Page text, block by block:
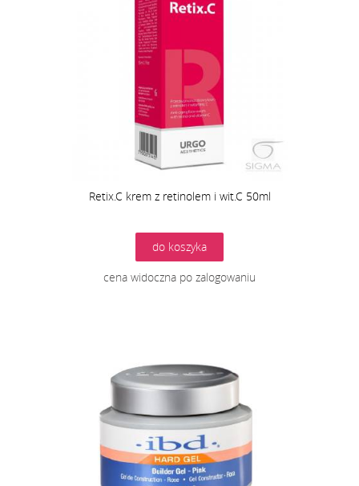
Retix.C krem z retinolem i wit.C 50ml
do koszyka
cena widoczna po zalogowaniu